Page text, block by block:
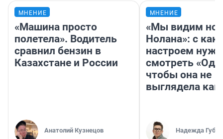
МНЕНИЕ
«Машина просто
полетела». Водитель
сравнил бензин в
Казахстане и России
Анатолий Кузнецов
МНЕНИЕ
«Мы видим
Нолана»: с
настроем
смотреть
чтобы она не
выглядела как
Надежда